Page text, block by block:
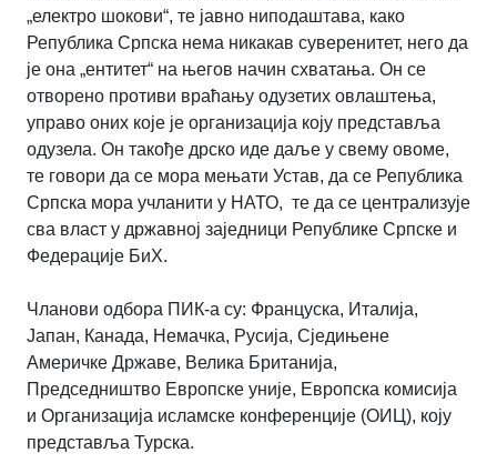
„електро шокови“, те јавно ниподаштава, како
Република Српска нема никакав суверенитет, него да
је она „ентитет“ на његов начин схватања. Он се
отворено противи враћању одузетих овлаштења,
управо оних које је организација коју представља
одузела. Он такође дрско иде даље у свему овоме,
те говори да се мора мењати Устав, да се Република
Српска мора учланити у НАТО, те да се централизује
сва власт у државној заједници Републике Српске и
Федерације БиХ.
Чланови одбора ПИК-а су: Француска, Италија,
Јапан, Канада, Немачка, Русија, Сједињене
Америчке Државе, Велика Британија,
Председништво Европске уније, Европска комисија
и Организација исламске конференције (ОИЦ), коју
представља Турска.